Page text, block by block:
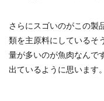
さらにスゴいのがこの製
類を主原料にしているそ
量が多いのが魚肉なんで
出ているように思います。